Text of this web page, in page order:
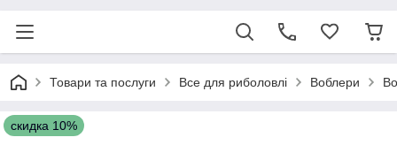
Товари та послуги Все для риболовлі Воблери
скидка 10%